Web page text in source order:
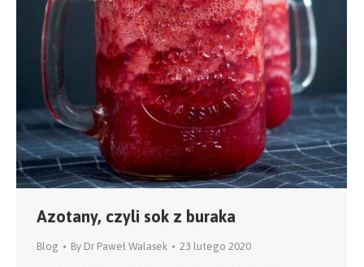
Azotany, czyli sok z buraka
Blog By Dr Paweł Walasek 23 lutego 2020